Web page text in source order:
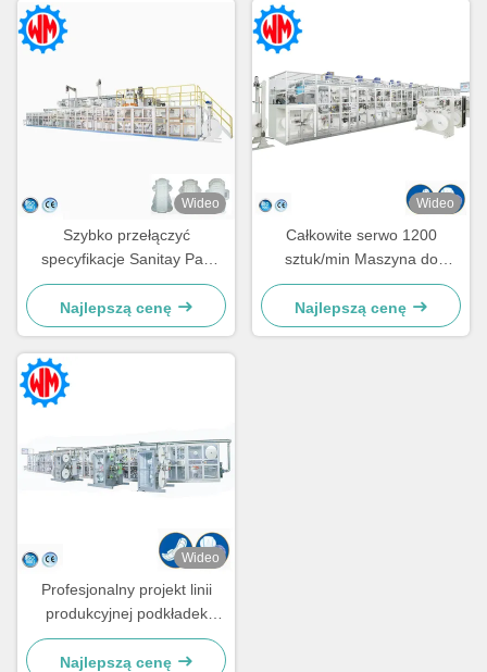
Wideo
Szybko przełączyć
specyfikacje Sanitay Pad
Making Machine 5
rozmiarów dostosowane
Najlepszą cenę
Wideo
Całkowite serwo 1200
sztuk/min Maszyna do
produkcji podkładek
sanitarnych 98% Wydajność
Stabilna produkcja
Najlepszą cenę
Wideo
Profesjonalny projekt linii
produkcyjnej podkładek
sanitarnych z eksportem
surowców
Najlepszą cenę